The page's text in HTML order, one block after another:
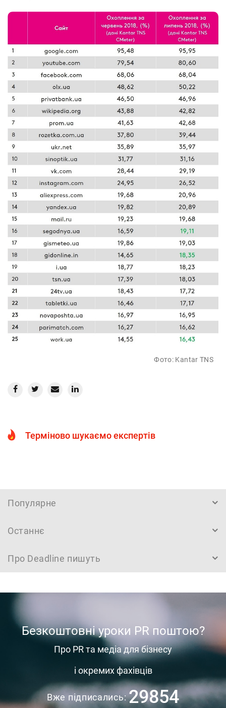
Фото: Kantar TNS
Терміново шукаємо експертів
Популярне
Останнє
Про Deadline пишуть
Безкоштовні уроки PR поштою?
Про PR та медіа для бізнесу
і окремих фахівців
Вже підписались:29854